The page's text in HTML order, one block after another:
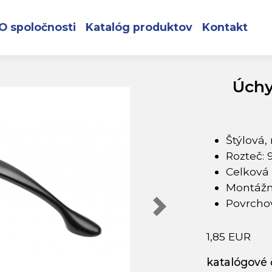
spoločnosti Katalóg produktov Kontakt
Rozteč:
Celková
1,85 EUR
katalógové